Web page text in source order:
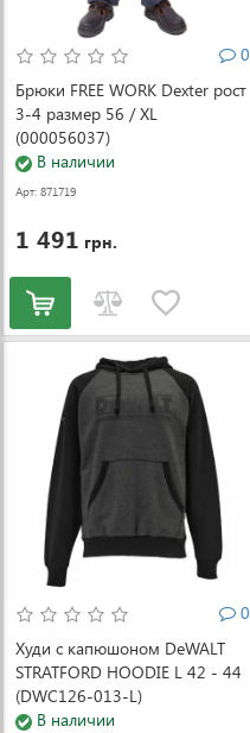
0
Брюки FREE WORK Dexter рост
3-4 размер 56 / XL
(000056037)
В наличии
Арт: 871719
1 491 грн.
0
Худи с капюшоном DeWALT
STRATFORD HOODIE L 42 - 44
(DWC126-013-L)
В наличии